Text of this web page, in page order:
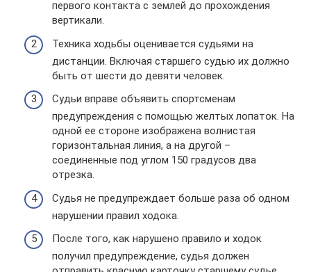
первого контакта с землей до прохождения
вертикали.
Техника ходьбы оценивается судьями на
дистанции. Включая старшего судью их должно
быть от шести до девяти человек.
Судьи вправе объявить спортсменам
предупреждения с помощью желтых лопаток. На
одной ее стороне изображена волнистая
горизонтальная линия, а на другой –
соединенные под углом 150 градусов два
отрезка.
Судья не предупреждает больше раза об одном
нарушении правил ходока.
После того, как нарушено правило и ходок
получил предупреждение, судья должен